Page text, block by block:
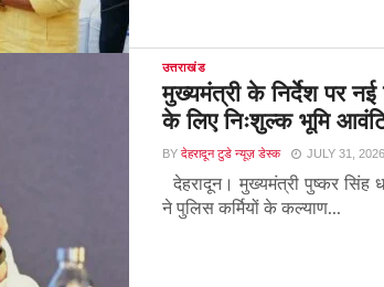
उत्तराखंड
मुख्यमंत्री के निर्देश पर
के लिए निःशुल्क भूमि
BY देहरादून टुडे न्यूज़ डेस्क JULY 31, 2026
देहरादून। मुख्यमंत्री पुष्कर सिंह
ने पुलिस कर्मियों के कल्याण...